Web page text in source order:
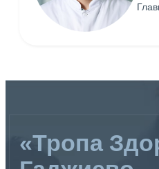
«Тропа